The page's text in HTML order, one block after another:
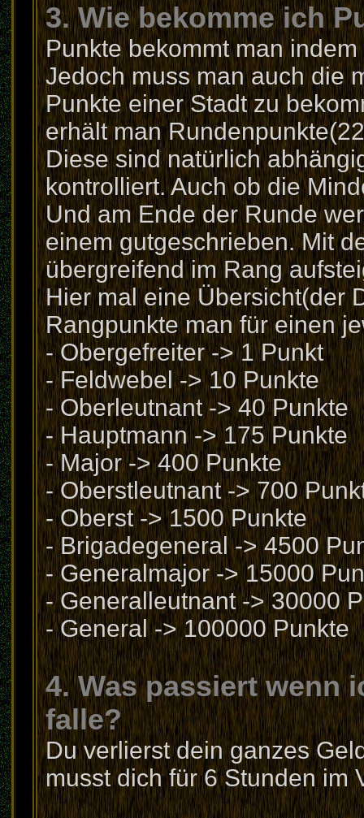
3. Wie bekomme ich
Punkte bekommt man
Jedoch muss man auch die
Punkte einer Stadt zu
erhält man
Diese sind natürlich
kontrolliert. Auch ob die
Und am Ende der Runde
einem gutgeschrieben. Mit
übergreifend im Rang
Hier mal eine Übersicht(der
Rangpunkte man für einen
- Obergefreiter -> 1 Punkt
- Feldwebel -> 10 Punkte
- Oberleutnant -> 40 Punkte
- Hauptmann -> 175 Punkte
- Major -> 400 Punkte
- Oberstleutnant -> 700
- Oberst -> 1500 Punkte
- Brigadegeneral -> 4500
- Generalmajor -> 15000
- Generalleutnant -> 30000
- General -> 100000 Punkte
4. Was passiert wenn
falle?
Du verlierst dein ganzes
musst dich für 6 Stunden im